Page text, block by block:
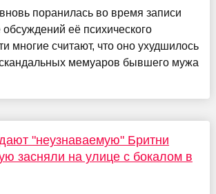
поранилась во время записи
её психического
многие считают, что оно ухудшилось
мемуаров бывшего мужа
"неузнаваемую" Бритни
засняли на улице с бокалом в